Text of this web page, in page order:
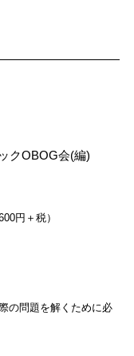
クOBOG会(編)
円＋税）
の問題を解くために必